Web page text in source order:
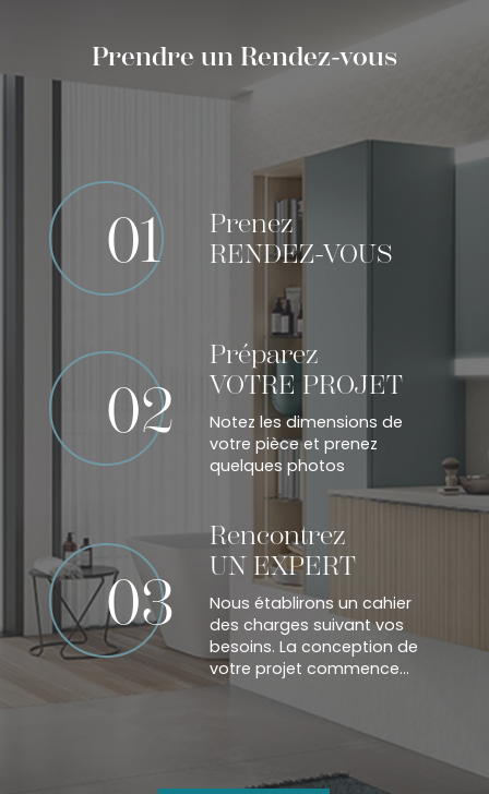
Prendre un Rendez-vous
01
Prenez
RENDEZ-VOUS
02
Préparez
VOTRE PROJET
Notez les dimensions de
votre pièce et prenez
quelques photos
03
Rencontrez
UN EXPERT
Nous établirons un cahier
des charges suivant vos
besoins. La conception de
votre projet commence...